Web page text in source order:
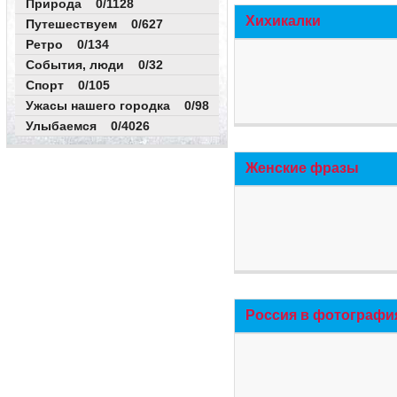
Природа 0/1128
Путешествуем 0/627
Ретро 0/134
События, люди 0/32
Спорт 0/105
Ужасы нашего городка 0/98
Улыбаемся 0/4026
Хихикалки
Женские фразы
Россия в